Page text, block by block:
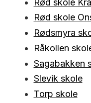
Rød skole
Rødsmyra
Råkollen
Sagabakken
Slevik skole
Torp skole